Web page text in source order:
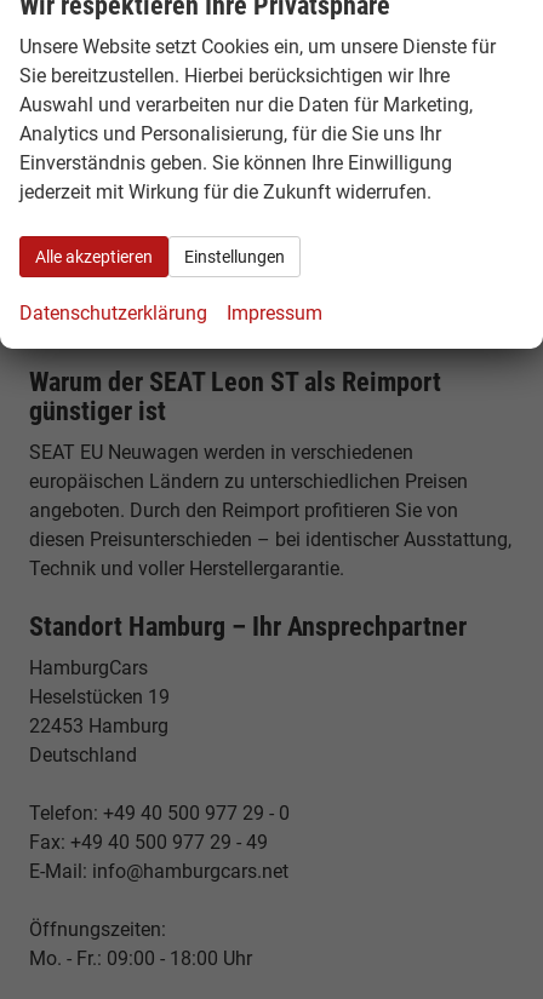
Kofferraumvolumen von etwa 620 Litern, das sich auf
bis zu rund 1.600 Liter erweitern lässt. Mit einer Länge
von rund 4,64 Metern bietet er viel Platz für Familie,
Reisen und Alltag.
Komfort, Technik & Ausstattung
Der Leon ST verfügt über modernes Infotainment,
digitales Cockpit und zahlreiche Assistenzsysteme.
Funktionen wie Spurhalteassistent, Notbremsfunktion
Komfort im Alltag.
Warum der SEAT Leon ST als Reimport
günstiger ist
SEAT EU Neuwagen werden in verschiedenen
europäischen Ländern zu unterschiedlichen Preisen
angeboten. Durch den Reimport profitieren Sie von
diesen Preisunterschieden – bei identischer Ausstattung,
Technik und voller Herstellergarantie.
Standort Hamburg – Ihr Ansprechpartner
HamburgCars
Heselstücken 19
22453 Hamburg
Deutschland
Telefon: +49 40 500 977 29 - 0
Fax: +49 40 500 977 29 - 49
E-Mail: info@hamburgcars.net
Öffnungszeiten:
Mo. - Fr.: 09:00 - 18:00 Uhr
Unsere Website setzt Cookies ein, um unsere Dienste für
Sie bereitzustellen. Hierbei berücksichtigen wir Ihre
Auswahl und verarbeiten nur die Daten für Marketing,
Analytics und Personalisierung, für die Sie uns Ihr
Einverständnis geben. Sie können Ihre Einwilligung
jederzeit mit Wirkung für die Zukunft widerrufen.
Alle akzeptieren Einstellungen
Datenschutzerklärung Impressum